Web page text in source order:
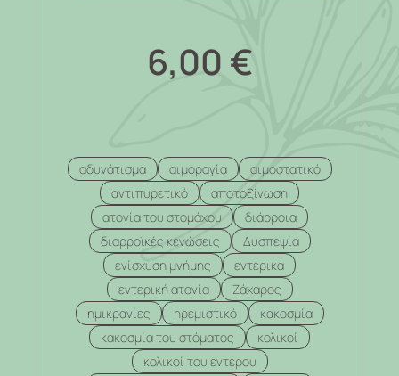
6,00 €
αδυνάτισμα αιμοραγία
αιμοστατικό
αντιπυρετικό
αποτοξίνωση
ατονία του στομάχου
διάρροια
διαρροϊκές κενώσεις
Δυσπεψία
ενίσχυση μνήμης
εντερικά
εντερική ατονία
Ζάχαρος
ημικρανίες
ηρεμιστικό
κακοσμία
κακοσμία του στόματος
κολικοί
κολικοί του εντέρου